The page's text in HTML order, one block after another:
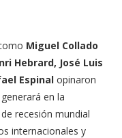
Miguel Collado
Hebrard, José Luis
Espinal opinaron
en la
recesión mundial
internacionales y